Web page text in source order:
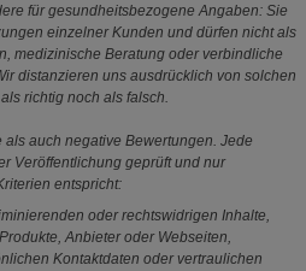
für gesundheitsbezogene Angaben: Sie
einzelner Kunden und dürfen nicht als
medizinische Beratung oder verbindliche
distanzieren uns ausdrücklich von solchen
richtig noch als falsch.
auch negative Bewertungen. Jede
Veröffentlichung geprüft und nur
entspricht:
oder rechtswidrigen Inhalte,
Anbieter oder Webseiten,
Kontaktdaten oder vertraulichen